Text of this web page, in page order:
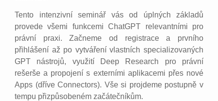
Tento intenzivní seminář vás od úplných základů
provede všemi funkcemi ChatGPT relevantními pro
právní praxi. Začneme od registrace a prvního
přihlášení až po vytváření vlastních specializovaných
GPT nástrojů, využití Deep Research pro právní
rešerše a propojení s externími aplikacemi přes nové
Apps (dříve Connectors). Vše si projdeme postupně v
tempu přizpůsobeném začátečníkům.